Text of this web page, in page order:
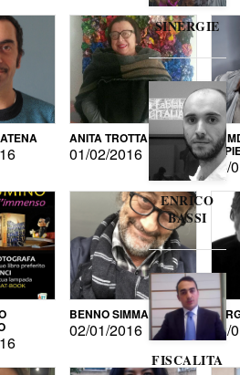
ANITA TROTTA
01/02/2016 DI
15/
BENNO SIMMA
02/01/2016
SINERGIE
ENRICO
BASSI
FISCALITA